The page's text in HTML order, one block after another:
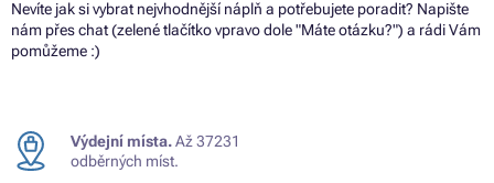
Nevíte jak si vybrat nejvhodnější náplň a potřebujete poradit? Napište
nám přes chat (zelené tlačítko vpravo dole "Máte otázku?") a rádi Vám
pomůžeme :)
Výdejní místa.Až 37231
odběrných míst.